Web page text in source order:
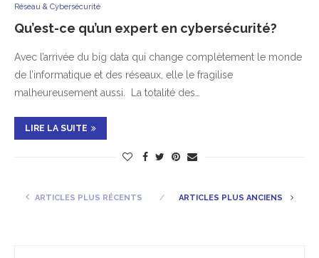
Réseau & Cybersécurité
Qu’est-ce qu’un expert en cybersécurité?
Avec l’arrivée du big data qui change complètement le monde
de l’informatique et des réseaux, elle le fragilise
malheureusement aussi. La totalité des…
LIRE LA SUITE
ARTICLES PLUS RÉCENTS ARTICLES PLUS ANCIENS